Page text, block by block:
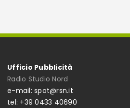
Ufficio Pubblicità
Radio Studio Nord
e-mail: spot@rsn.it
tel: +39 0433 40690